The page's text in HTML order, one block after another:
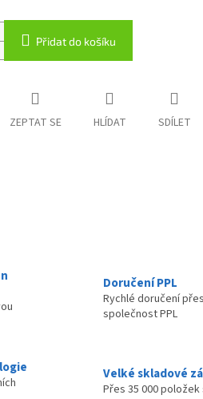
Přidat do košíku
ZEPTAT SE HLÍDAT SDÍLET
Doručení PPL
Rychlé doručení přes
společnost PPL
Velké skladové
Přes 35 000